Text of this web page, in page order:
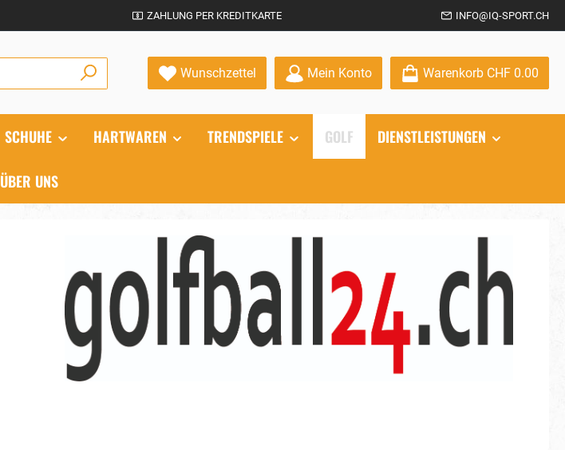
ZAHLUNG PER KREDITKARTE INFO@IQ-SPORT.CH
Wunschzettel Du hast 0 Produkte auf dem Merkzettel
Mein Konto Warenkorb CHF 0.00
SCHUHE HARTWAREN TRENDSPIELE GOLF DIENSTLEISTUNGEN
ÜBER UNS
Bildergalerie überspringen